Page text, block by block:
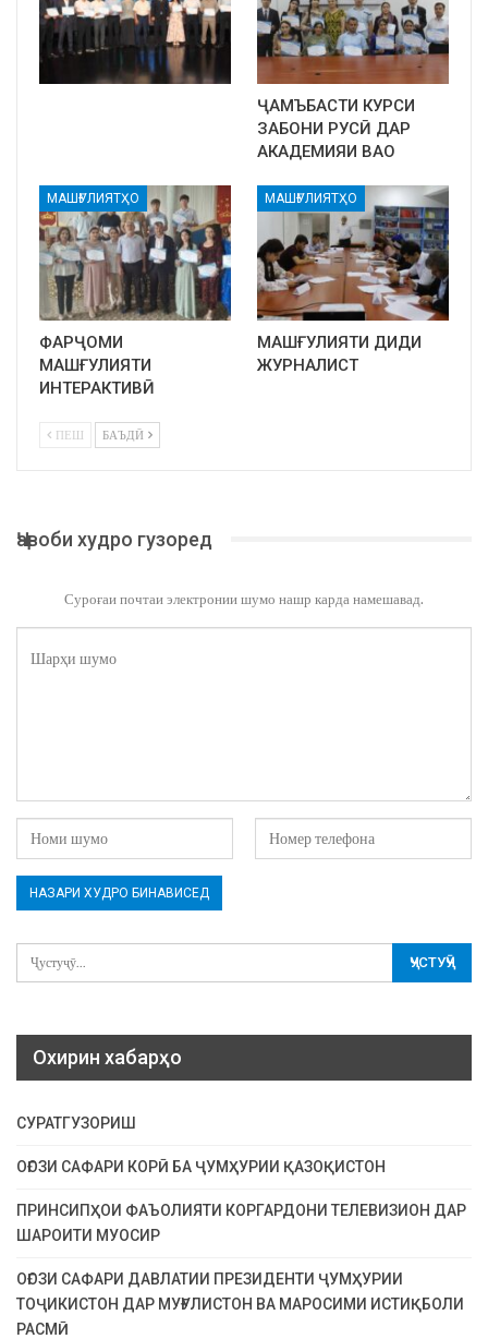
ҶАМЪБАСТИ КУРСИ
ЗАБОНИ РУСӢ ДАР
АКАДЕМИЯИ ВАО
МАШҒУЛИЯТҲО
ФАРҶОМИ
МАШҒУЛИЯТИ
ИНТЕРАКТИВӢ
МАШҒУЛИЯТҲО
МАШҒУЛИЯТИ ДИДИ
ЖУРНАЛИСТ
ПЕШ БАЪДӢ
Ҷавоби худро гузоред
Суроғаи почтаи электронии шумо нашр карда намешавад.
Охирин хабарҳо
СУРАТГУЗОРИШ
ОҒОЗИ САФАРИ КОРӢ БА ҶУМҲУРИИ ҚАЗОҚИСТОН
ПРИНСИПҲОИ ФАЪОЛИЯТИ КОРГАРДОНИ ТЕЛЕВИЗИОН ДАР
ШАРОИТИ МУОСИР
ОҒОЗИ САФАРИ ДАВЛАТИИ ПРЕЗИДЕНТИ ҶУМҲУРИИ
ТОҶИКИСТОН ДАР МУҒУЛИСТОН ВА МАРОСИМИ ИСТИҚБОЛИ
РАСМӢ